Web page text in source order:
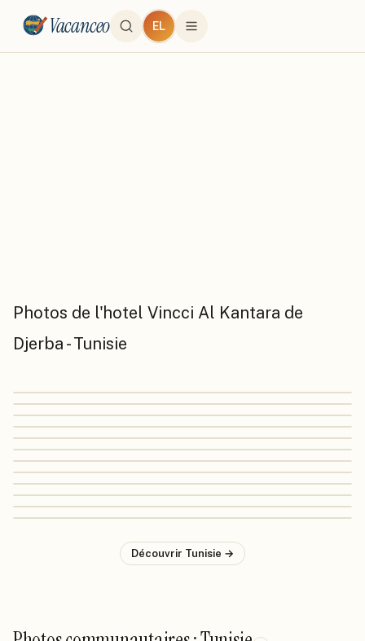
Vacanceo EL
Photos de l'hotel Vincci Al Kantara de
Djerba - Tunisie
Découvrir Tunisie →